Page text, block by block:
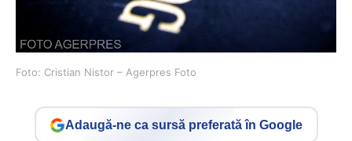
Foto: Cristian Nistor – Agerpres Foto
Adaugă-ne ca sursă preferată în Google